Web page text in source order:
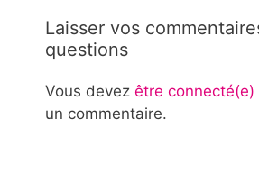
Laisser vos
questions
Vous devez être connecté(e)
un commentaire.